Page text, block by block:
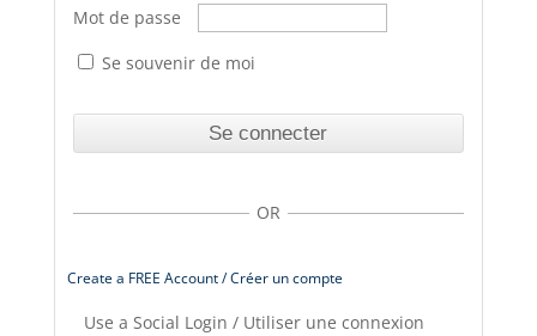
Mot de passe
Se souvenir de moi
OR
Create a FREE Account / Créer un compte
Use a Social Login / Utiliser une connexion